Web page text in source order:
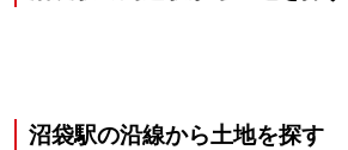
沼袋駅の沿線から土地を探す